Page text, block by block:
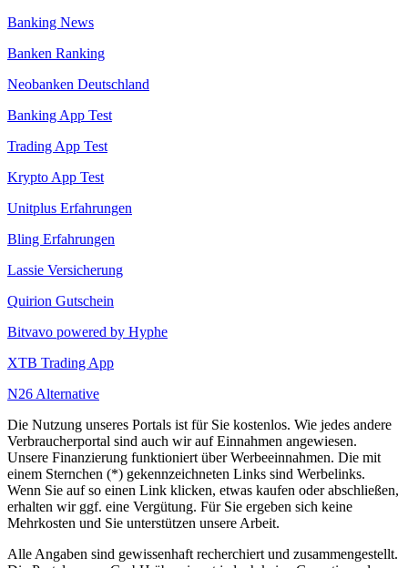
Banking News
Banken Ranking
Neobanken Deutschland
Banking App Test
Trading App Test
Krypto App Test
Unitplus Erfahrungen
Bling Erfahrungen
Lassie Versicherung
Quirion Gutschein
Bitvavo powered by Hyphe
XTB Trading App
N26 Alternative
Die Nutzung unseres Portals ist für Sie kostenlos. Wie jedes andere
Verbraucherportal sind auch wir auf Einnahmen angewiesen.
Unsere Finanzierung funktioniert über Werbeeinnahmen. Die mit
einem Sternchen (*) gekennzeichneten Links sind Werbelinks.
Wenn Sie auf so einen Link klicken, etwas kaufen oder abschließen,
erhalten wir ggf. eine Vergütung. Für Sie ergeben sich keine
Mehrkosten und Sie unterstützen unsere Arbeit.
Alle Angaben sind gewissenhaft recherchiert und zusammengestellt.